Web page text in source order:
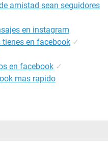
amistad sean seguidores
en instagram
en facebook ✓
en facebook ✓
mas rapido